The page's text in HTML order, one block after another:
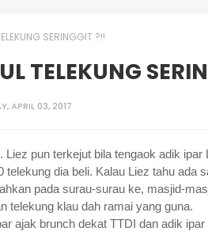
SERINGGIT ?!!
TELEKUNG
APRIL 03, 2017
Liez pun terkejut bila tengaok adik
telekung dia beli. Kalau Liez tahu ada
pada surau-surau ke, masjid-
telekung klau dah ramai yang guna.
ajak brunch dekat TTDI dan adik